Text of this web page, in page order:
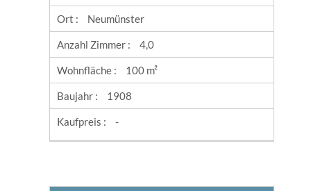
Ort : Neumünster
Anzahl Zimmer : 4,0
Wohnfläche : 100 m²
Baujahr : 1908
Kaufpreis : -